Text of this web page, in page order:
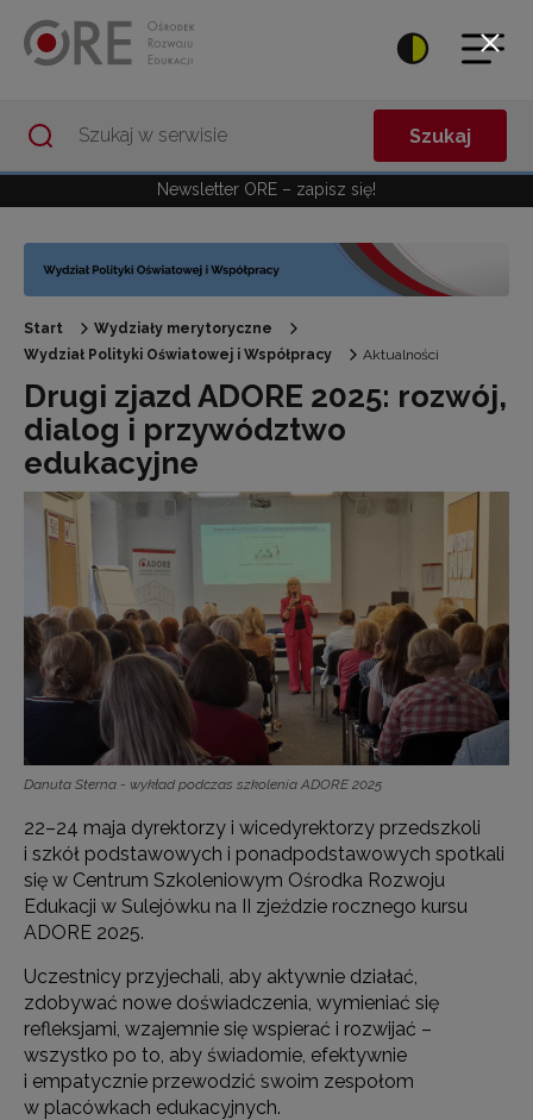
Szukaj
Newsletter ORE – zapisz się!
Start
Wydziały merytoryczne
Wydział Polityki Oświatowej i Współpracy
Aktualności
Drugi zjazd ADORE 2025: rozwój,
dialog i przywództwo
edukacyjne
Danuta Sterna - wykład podczas szkolenia ADORE 2025
22–24 maja dyrektorzy i wicedyrektorzy przedszkoli
i szkół podstawowych i ponadpodstawowych spotkali
się w Centrum Szkoleniowym Ośrodka Rozwoju
Edukacji w Sulejówku na II zjeździe rocznego kursu
ADORE 2025.
Uczestnicy przyjechali, aby aktywnie działać,
zdobywać nowe doświadczenia, wymieniać się
refleksjami, wzajemnie się wspierać i rozwijać –
wszystko po to, aby świadomie, efektywnie
i empatycznie przewodzić swoim zespołom
w placówkach edukacyjnych.